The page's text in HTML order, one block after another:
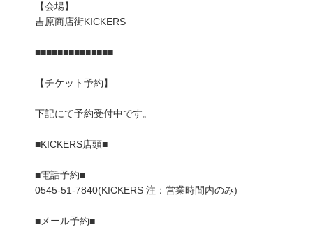
【会場】
吉原商店街KICKERS
■■■■■■■■■■■■■■
【チケット予約】
下記にて予約受付中です。
■KICKERS店頭■
■電話予約■
0545-51-7840(KICKERS 注：営業時間内のみ)
■メール予約■